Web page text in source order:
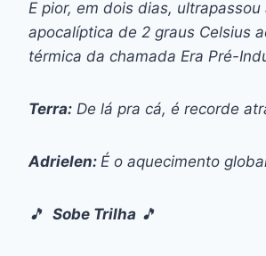
E pior, em dois dias,
apocalíptica de 2 graus Celsius
térmica da chamada Era Pré-
Terra: De lá pra cá, é recorde
Adrielen: É o aquecimento
🎵 Sobe Trilha 🎵